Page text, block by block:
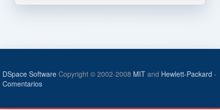
DSpace Software Copyright © 2002-2008 MIT and Hewlett-Packard -
Comentarios